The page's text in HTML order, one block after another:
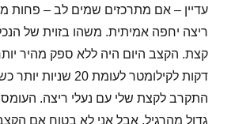
עדיין – אם מתרכזים שמים לב – פחות
ריצה יחפה אמיתית. משהו בזוית של
דקות לקילומטר לעומת 20
התקרב לקצת שלי עם נעלי ריצה.
גדול מהרגיל, אבל אני לא בטוח אם